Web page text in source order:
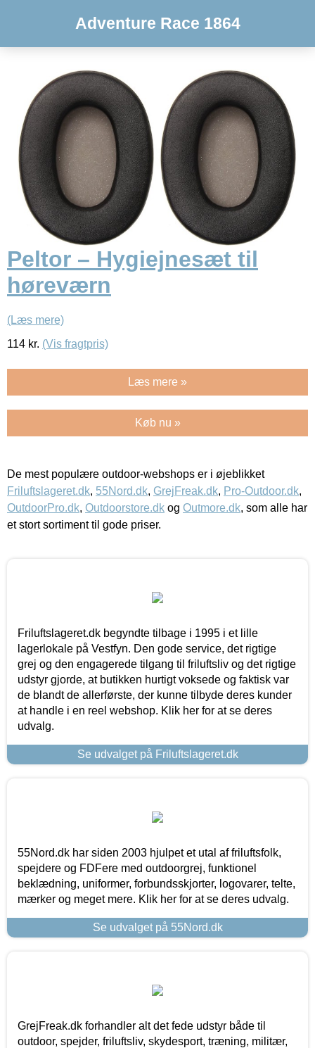
Adventure Race 1864
Peltor – Hygiejnesæt til
høreværn
(Læs mere)
114 kr. (Vis fragtpris)
Læs mere »
Køb nu »
De mest populære outdoor-webshops er i øjeblikket
Friluftslageret.dk, 55Nord.dk, GrejFreak.dk, Pro-Outdoor.dk,
OutdoorPro.dk, Outdoorstore.dk og Outmore.dk, som alle har
et stort sortiment til gode priser.
Friluftslageret.dk begyndte tilbage i 1995 i et lille
lagerlokale på Vestfyn. Den gode service, det rigtige
grej og den engagerede tilgang til friluftsliv og det rigtige
udstyr gjorde, at butikken hurtigt voksede og faktisk var
de blandt de allerførste, der kunne tilbyde deres kunder
at handle i en reel webshop. Klik her for at se deres
udvalg.
Se udvalget på Friluftslageret.dk
55Nord.dk har siden 2003 hjulpet et utal af friluftsfolk,
spejdere og FDFere med outdoorgrej, funktionel
beklædning, uniformer, forbundsskjorter, logovarer, telte,
mærker og meget mere. Klik her for at se deres udvalg.
Se udvalget på 55Nord.dk
GrejFreak.dk forhandler alt det fede udstyr både til
outdoor, spejder, friluftsliv, skydesport, træning, militær,